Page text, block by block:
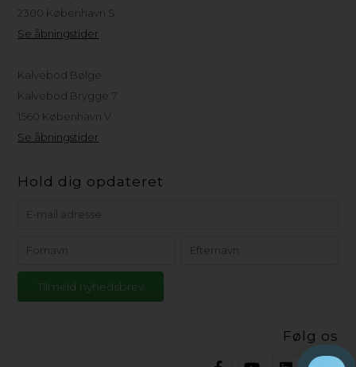
2300 København S
Se åbningstider
Kalvebod Bølge
Kalvebod Brygge 7
1560 København V
Se åbningstider
Hold dig opdateret
Følg os